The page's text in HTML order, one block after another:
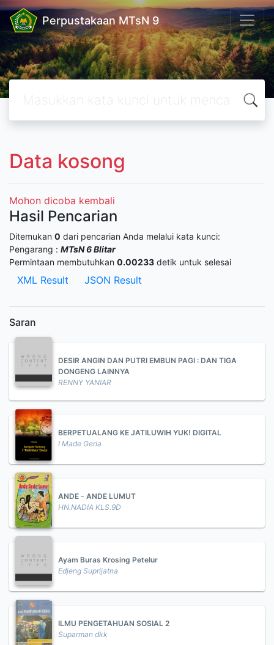
Perpustakaan MTsN 9
Data kosong
Mohon dicoba kembali
Hasil Pencarian
Ditemukan 0 dari pencarian Anda melalui kata kunci:
Pengarang : MTsN 6 Blitar
Permintaan membutuhkan 0.00233 detik untuk selesai
XML Result JSON Result
Saran
DESIR ANGIN DAN PUTRI EMBUN PAGI : DAN TIGA
DONGENG LAINNYA
RENNY YANIAR
BERPETUALANG KE JATILUWIH YUK! DIGITAL
I Made Geria
ANDE - ANDE LUMUT
HN.NADIA KLS.9D
Ayam Buras Krosing Petelur
Edjeng Suprijatna
ILMU PENGETAHUAN SOSIAL 2
Suparman dkk